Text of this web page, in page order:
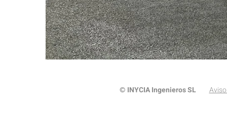
© INYCIA Ingenieros SL